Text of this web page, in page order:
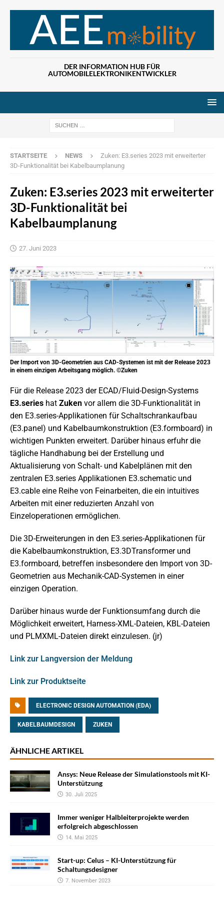
DER INFORMATION HUB FÜR
AUTOMOBILELEKTRONIKENTWICKLER
STARTSEITE NEWS
Zuken: E3.series 2023 mit erweiterter
3D-Funktionalität bei Kabelbaumplanung
Zuken: E3.series 2023 mit erweiterter
3D-Funktionalität bei
Kabelbaumplanung
27. Juni 2023
Der Import von 3D-Geometrien aus CAD-Systemen ist mit der Release 2023
in einem einzigen Arbeitsgang möglich. ©Zuken
Für die Release 2023 der ECAD/Fluid-Design-Systems
E3.series hat Zuken vor allem die 3D-Funktionalität in
den E3.series-Applikationen für Schaltschrankaufbau
(E3.panel) und Kabelbaumkonstruktion (E3.formboard) in
wichtigen Punkten erweitert. Darüber hinaus erfuhr die
tägliche Handhabung bei der Erstellung und
Aktualisierung von Schalt- und Kabelplänen mit den
zentralen E3.series Applikationen E3.schematic und
E3.cable eine Reihe von Feinarbeiten, die ein intuitives
Arbeiten mit einer reduzierten Anzahl von
Einzeloperationen ermöglichen.
Die 3D-Erweiterungen in den E3.series-Applikationen für
die Kabelbaumkonstruktion, E3.3DTransformer und
E3.formboard, betreffen insbesondere den Import von 3D-
Geometrien aus Mechanik-CAD-Systemen in einer
einzigen Operation.
Darüber hinaus wurde der Funktionsumfang durch die
Möglichkeit erweitert, Harness-XML-Dateien, KBL-Dateien
und PLMXML-Dateien direkt einzulesen. (jr)
Link zur Langversion der Meldung
Link zur Produktseite
ELECTRONIC DESIGN AUTOMATION (EDA)
KABELBAUMDESIGN ZUKEN
ÄHNLICHE ARTIKEL
Ansys: Neue Release der Simulationstools mit KI-
Unterstützung
30. Juli 2025
Immer weniger Halbleiterprojekte werden
erfolgreich abgeschlossen
14. Mai 2025
Start-up: Celus – KI-Unterstützung für
Schaltungsdesigner
7. November 2023